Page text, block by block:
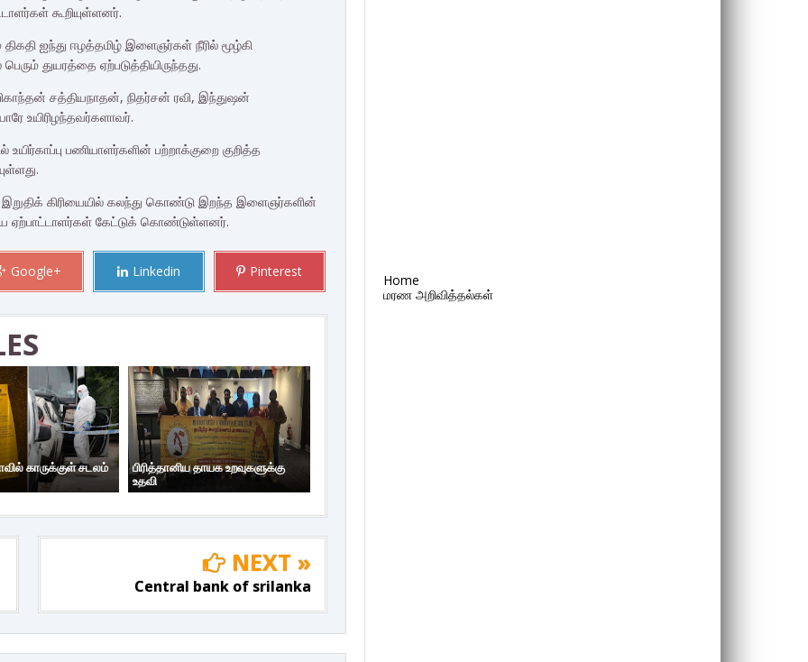
கூறியுள்ளனர்.
ஐந்து ஈழத்தமிழ் இளைஞர்கள் நீரில் மூழ்கி
துயரத்தை ஏற்படுத்தியிருந்தது.
சத்தியநாதன், நிதர்சன் ரவி, இந்துஷன்
உயிரிழந்தவர்களாவர்.
பணியாளர்களின் பற்றாக்குறை குறித்த
கிரியையில் கலந்து கொண்டு இறந்த இளைஞர்களின்
ஏற்பாட்டாளர்கள் கேட்டுக் கொண்டுள்ளனர்.
Google+ Linkedin Pinterest
காருக்குள் சடலம்
பிரித்தானிய தாயக உறவுகளுக்கு
உதவி
NEXT »
Central bank of srilanka
Home
மரண அறிவித்தல்கள்